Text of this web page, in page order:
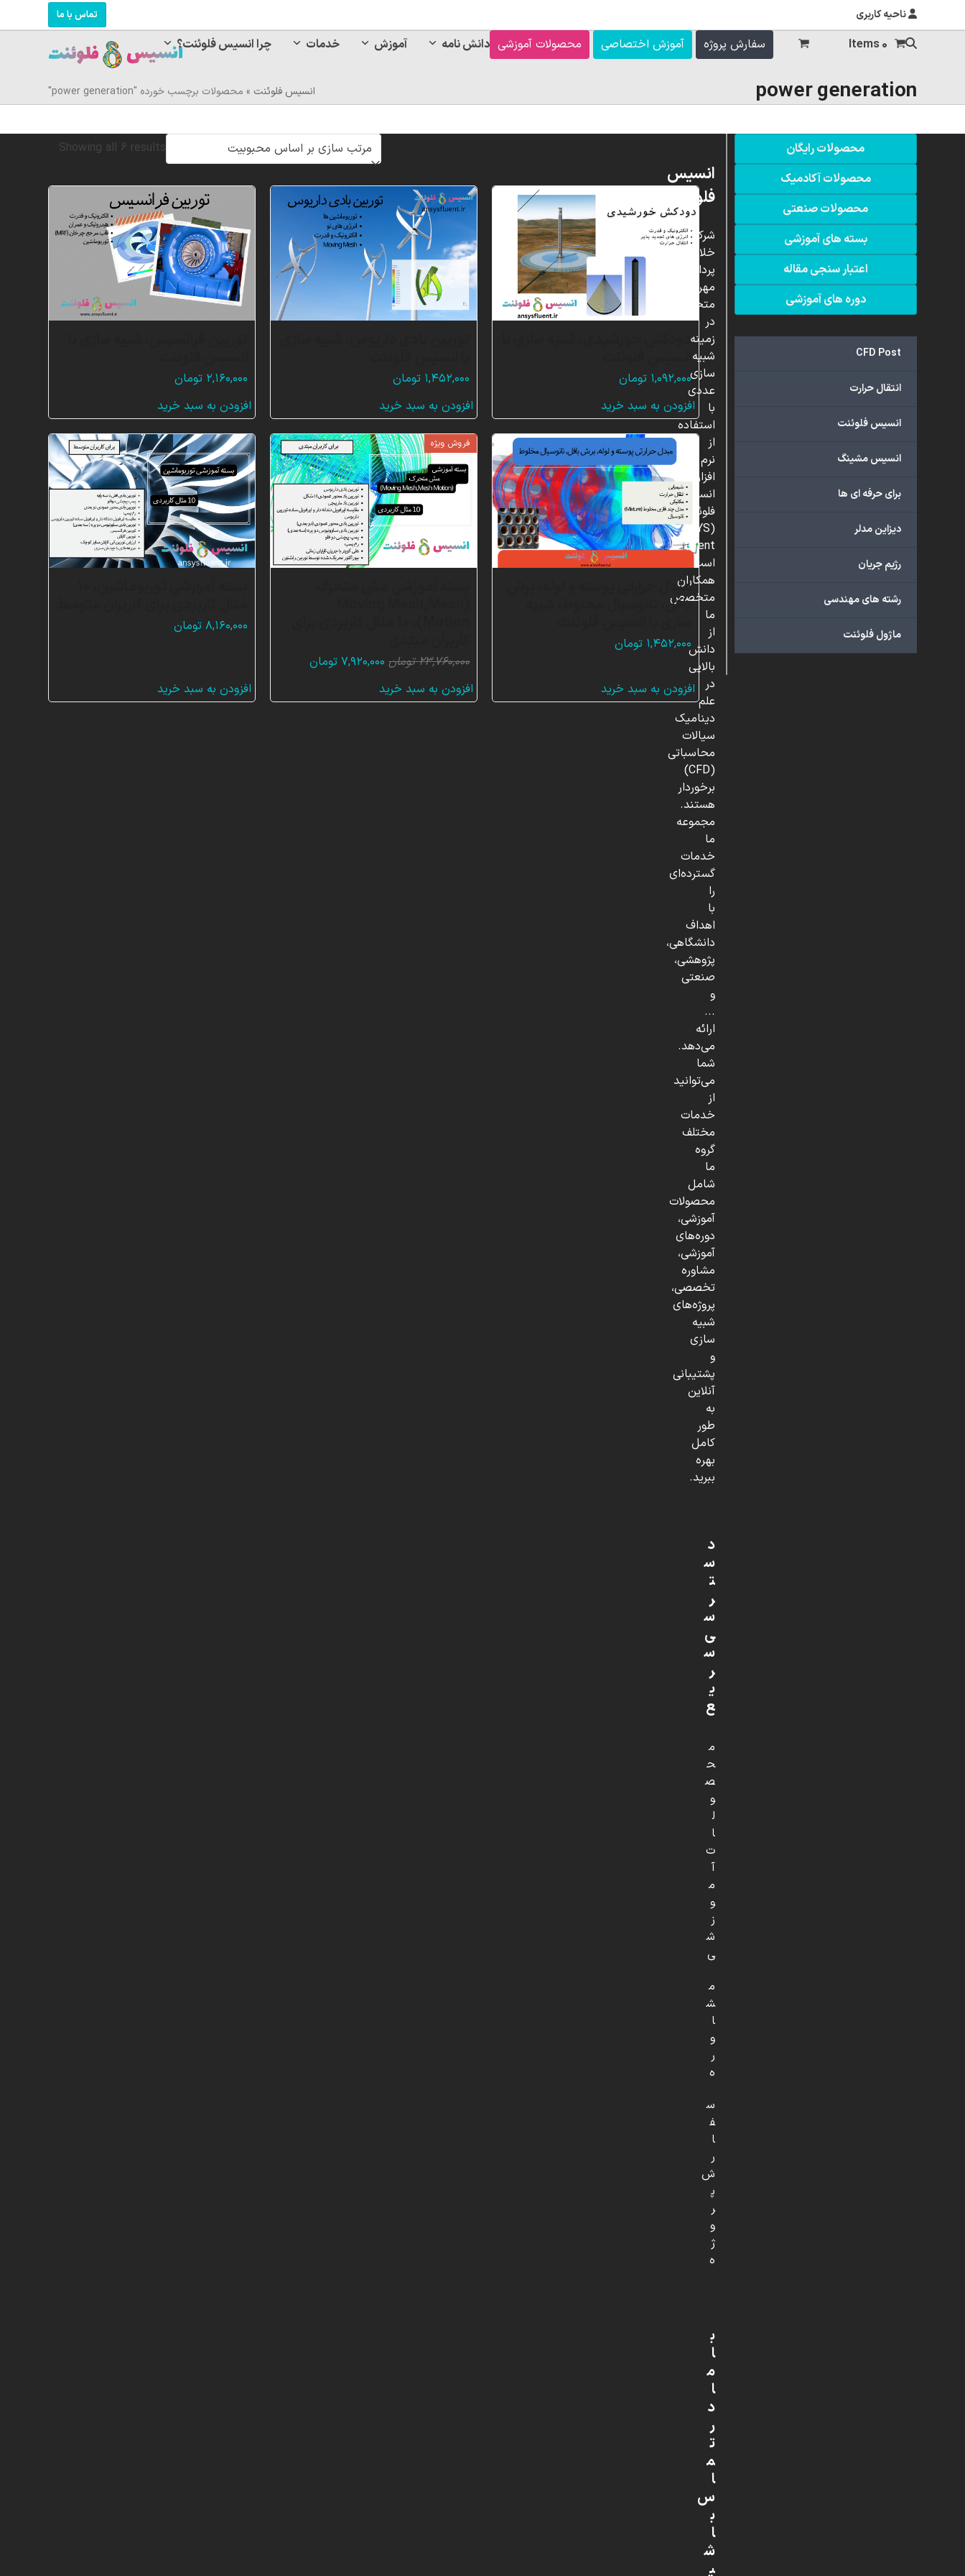
ناحیه کاربری تماس با ما
چرا انسیس فلوئنت؟ خدمات آموزش دانش نامه محصولات آموزشی آموزش اختصاصی سفارش پروژه 0 Items
power generation انسیس فلوئنت » محصولات برچسب خورده "power generation"
Showing all 6 results
Sorted
دودکش خورشیدی، شبیه سازی با
۱,۰۹۲,۰۰۰ تومان
افزودن به سبد خرید
۱,۴۵۲,۰۰۰ تومان
افزودن به سبد خرید
۲,۱۶۰,۰۰۰ تومان
افزودن به سبد خرید
مبدل حرارتی پوسته و لوله، برش
بافل، نانوسیال مخلوط، شبیه
۱,۴۵۲,۰۰۰ تومان
افزودن به سبد خرید
فروش ویژه
۲۳,۷۶۰,۰۰۰ تومان قیمت
۷,۹۲۰,۰۰۰ تومانقیمت
افزودن به سبد خرید
۸,۱۶۰,۰۰۰ تومان
افزودن به سبد خرید
محصولات رایگان
محصولات آکادمیک
محصولات صنعتی
بسته های آموزشی
اعتبار سنجی مقاله
دوره های آموزشی
CFD Post
انتقال حرارت
انسیس فلوئنت
انسیس مشینگ
برای حرفه ای ها
دیزاین مدلر
رژیم جریان
رشته های مهندسی
ماژول فلوئنت
انسیس
فلوئنت
شرکت
خلاق
پردازشگران
مهر،
متخصص
در
زمینه
شبیه
سازی
عددی
با
استفاده
از
نرم
افزار
انسیس
فلوئنت
(ANSYS
Fluent)
است.
همکاران
متخصص
ما
از
دانش
بالایی
در
علم
دینامیک
سیالات
محاسباتی
(CFD)
برخوردار
هستند.
مجموعه
ما
خدمات
گسترده‌ای
را
با
اهداف
دانشگاهی،
پژوهشی،
صنعتی
و
...
ارائه
می‌دهد.
شما
می‌توانید
از
خدمات
مختلف
گروه
ما
شامل
محصولات
آموزشی،
دوره‌های
آموزشی،
مشاوره
تخصصی،
پروژه‌های
شبیه
سازی
و
پشتیبانی
آنلاین
به
طور
کامل
بهره
ببرید.
د
س
ت
ر
س
ی
س
ر
ی
ع
م
ح
ص
و
ل
ا
ت
آ
م
و
ز
ش
ی
م
ش
ا
و
ر
ه
س
ف
ا
ر
ش
پ
ر
و
ژ
ه
ب
ا
م
ا
د
ر
ت
م
ا
س
ب
ا
ش
ی